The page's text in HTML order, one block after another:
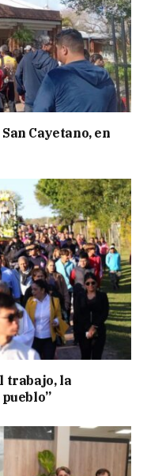
Cayetano, en
trabajo, la